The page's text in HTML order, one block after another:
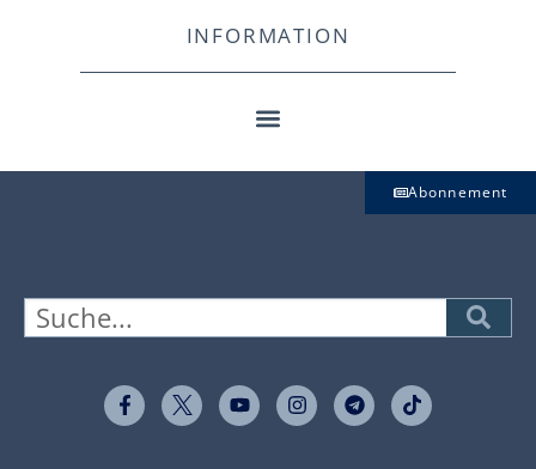
INFORMATION
Abonnement